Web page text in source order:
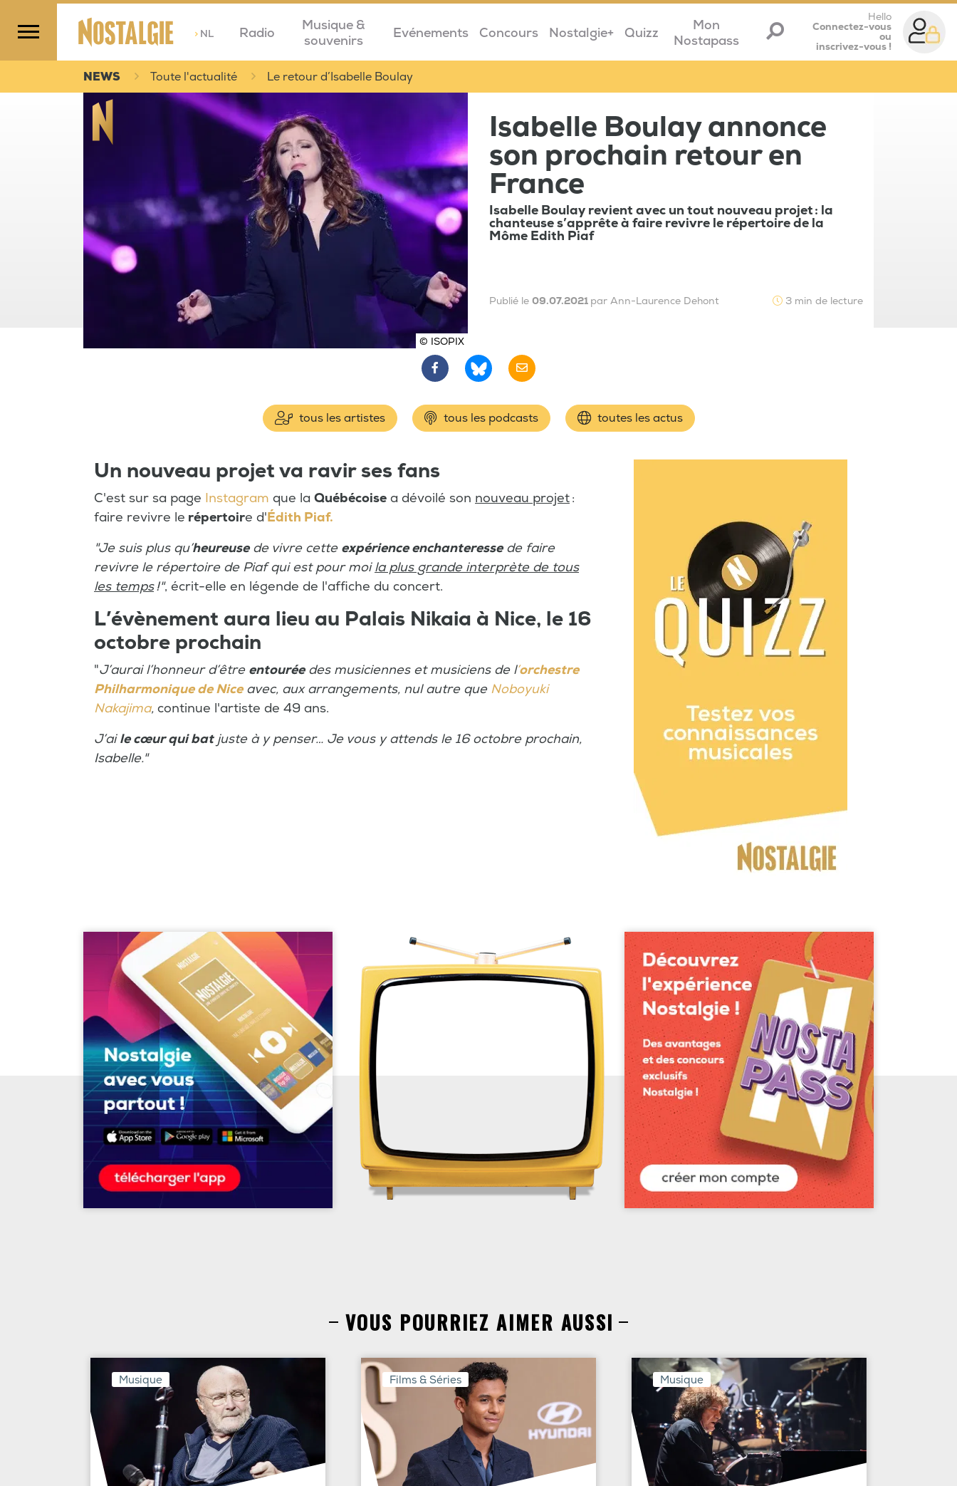
>NL Radio
Musique &
souvenirs
Evénements Concours Nostalgie+ Quizz
Mon
Nostapass
Hello
Connectez-vous
ou
inscrivez-vous !
NEWS Toute l'actualité Le retour d’Isabelle Boulay
© ISOPIX
Isabelle Boulay annonce
son prochain retour en
France
Isabelle Boulay revient avec un tout nouveau projet : la
chanteuse s’apprête à faire revivre le répertoire de la
Môme Edith Piaf
Publié le 09.07.2021 par Ann-Laurence Dehont 3 min de lecture
tous les artistes tous les podcasts toutes les actus
Un nouveau projet va ravir ses fans
C'est sur sa page Instagram que la Québécoise a dévoilé son nouveau projet:
faire revivre le répertoire d'Édith Piaf.
"Je suis plus qu’heureusede vivre cette expérience enchanteressede faire
revivre le répertoire de Piaf qui est pour moila plus grande interprète de tous
les temps!", écrit-elle en légende de l'affiche du concert.
L’évènement aura lieu au Palais Nikaia à Nice, le 16
octobre prochain
"J’aurai l’honneur d’être entouréedes musiciennes et musiciens de l’orchestre
Philharmonique de Niceavec, aux arrangements, nul autre que Noboyuki
Nakajima, continue l'artiste de 49 ans.
J’aile cœur qui batjuste à y penser… Je vous y attends le 16 octobre prochain,
Isabelle."
VOUS POURRIEZ AIMER AUSSI
Musique Films & Séries Musique